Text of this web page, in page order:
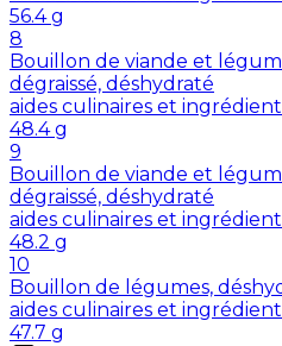
56.4 g
8
Bouillon de viande et
dégraissé, déshydraté
aides culinaires et
48.4 g
9
Bouillon de viande et
dégraissé, déshydraté
aides culinaires et
48.2 g
10
Bouillon de légumes,
aides culinaires et
47.7 g